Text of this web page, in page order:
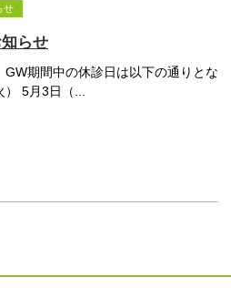
せ
らせ
期間中の休診日は以下の通りとな
5月3日（...